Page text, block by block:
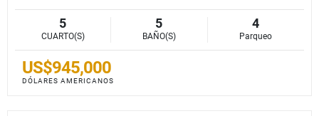
5
CUARTO(S)
5
BAÑO(S)
4
Parqueo
US$945,000
DÓLARES AMERICANOS